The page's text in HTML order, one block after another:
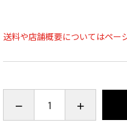
送料や店舗概要についてはペー